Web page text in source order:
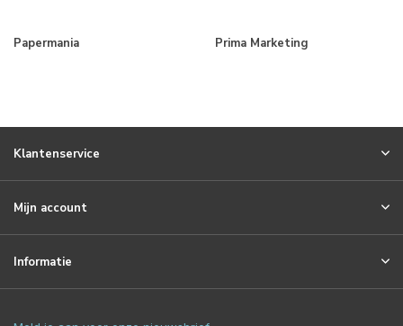
Papermania Prima Marketing
Klantenservice
Mijn account
Informatie